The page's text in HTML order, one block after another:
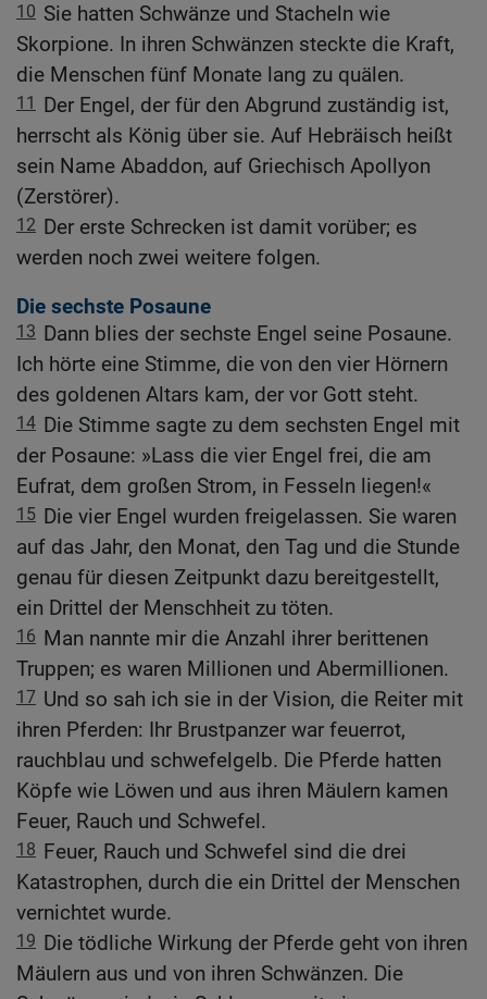
10 Sie hatten Schwänze und Stacheln wie
Skorpione. In ihren Schwänzen steckte die Kraft,
die Menschen fünf Monate lang zu quälen.
11
Der Engel, der für den Abgrund zuständig ist,
herrscht als König über sie. Auf Hebräisch heißt
sein Name Abaddon, auf Griechisch Apollyon
(Zerstörer).
12 Der erste Schrecken ist damit vorüber; es
werden noch zwei weitere folgen.
Die sechste Posaune
13 Dann blies der sechste Engel seine Posaune.
Ich hörte eine Stimme, die von den vier Hörnern
des goldenen Altars kam, der vor Gott steht.
14 Die Stimme sagte zu dem sechsten Engel mit
der Posaune: »Lass die vier Engel frei, die am
Eufrat, dem großen Strom, in Fesseln liegen!«
15 Die vier Engel wurden freigelassen. Sie waren
auf das Jahr, den Monat, den Tag und die Stunde
genau für diesen Zeitpunkt dazu bereitgestellt,
ein Drittel der Menschheit zu töten.
16 Man nannte mir die Anzahl ihrer berittenen
Truppen; es waren Millionen und Abermillionen.
17 Und so sah ich sie in der Vision, die Reiter mit
ihren Pferden: Ihr Brustpanzer war feuerrot,
rauchblau und schwefelgelb. Die Pferde hatten
Köpfe wie Löwen und aus ihren Mäulern kamen
Feuer, Rauch und Schwefel.
18 Feuer, Rauch und Schwefel sind die drei
Katastrophen, durch die ein Drittel der Menschen
vernichtet wurde.
19 Die tödliche Wirkung der Pferde geht von ihren
Mäulern aus und von ihren Schwänzen. Die